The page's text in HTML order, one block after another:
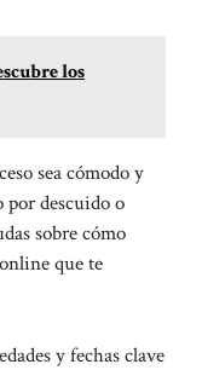
los
sea cómodo y
por descuido o
sobre cómo
que te
y fechas clave